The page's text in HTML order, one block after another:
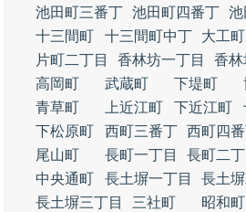
池田町三番丁 池田町四番丁 池
十三間町
十三間町中丁 大工町
片町二丁目
香林坊一丁目
香林
高岡町
武蔵町 下堤町
青草町
上近江町 下近江町
下松原町
西町三番丁 西町四
尾山町
長町一丁目 長町二丁
中央通町
長土塀一丁目
長土
長土塀三丁目
三社町 昭和町